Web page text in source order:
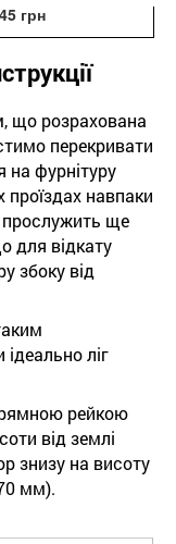
грн
що розрахована
перекривати
на фурнітуру
навпаки
прослужить ще
для відкату
збоку від
ліг
рейкою
від землі
знизу на висоту
мм).